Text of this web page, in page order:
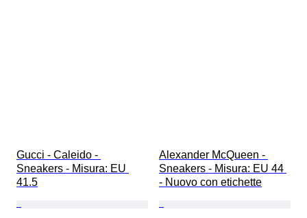
Gucci - Caleido -
Sneakers - Misura: EU
41.5
Alexander McQueen -
Sneakers - Misura: EU 44
- Nuovo con etichette